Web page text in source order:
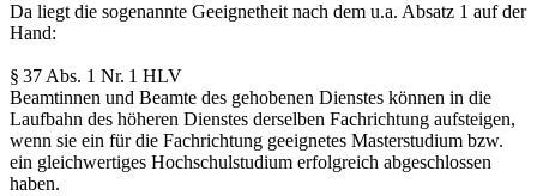
Da liegt die sogenannte Geeignetheit nach dem u.a. Absatz 1 auf der
Hand:
§ 37 Abs. 1 Nr. 1 HLV
Beamtinnen und Beamte des gehobenen Dienstes können in die
Laufbahn des höheren Dienstes derselben Fachrichtung aufsteigen,
wenn sie ein für die Fachrichtung geeignetes Masterstudium bzw.
ein gleichwertiges Hochschulstudium erfolgreich abgeschlossen
haben.